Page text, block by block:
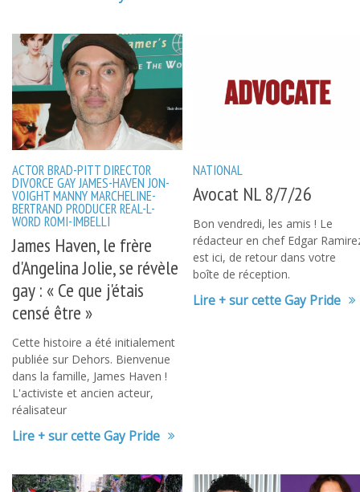
ACTORBRAD-PITTDIRECTOR
DIVORCE GAYJAMES-HAVEN JON-
VOIGHTMANNYMARCHELINE-
BERTRAND PRODUCERREAL-L-
WORD ROMI-IMBELLI
James Haven, le frère
d'Angelina Jolie, se révèle
gay : « Ce que j'étais
censé être »
Cette histoire a été initialement
publiée sur Dehors. Bienvenue
dans la famille, James Haven !
L'activiste et ancien acteur,
réalisateur
Lire + sur cette Gay Pride
NATIONAL
Avocat NL 8/7/26
Bon vendredi, les amis ! Le
rédacteur en chef Edgar
est ici, de retour dans votre
boîte de réception.
Lire + sur cette Gay Pride